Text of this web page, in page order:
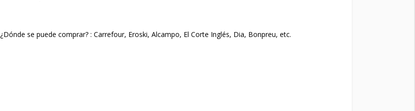
¿Dónde se puede comprar? : Carrefour, Eroski, Alcampo, El Corte Inglés, Dia, Bonpreu, etc.